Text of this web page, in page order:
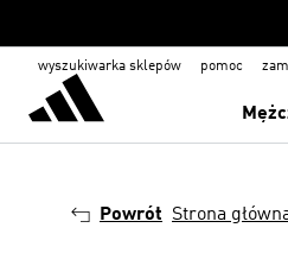
wyszukiwarka sklepów pomoc
Powrót Strona